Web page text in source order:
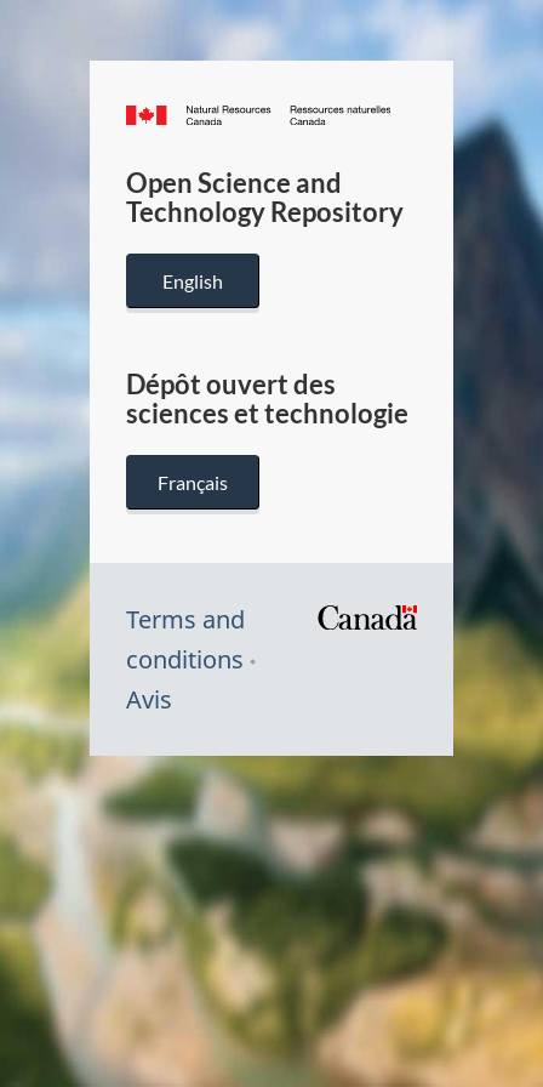
Canada.ca
/
Canada
Open Science and
Technology Repository
English
Dépôt ouvert des
sciences et technologie
Français
Terms and
conditions
Avis
Canada